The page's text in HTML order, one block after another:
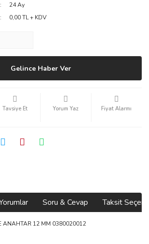
24 Ay
0,00 TL + KDV
Gelince Haber Ver
Tavsiye Et Yorum Yaz Fiyat Alarmı
Soru & Cevap Taksit
ANAHTAR 12 MM 0380020012